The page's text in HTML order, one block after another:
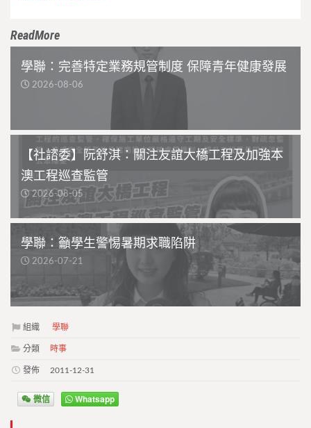
ReadMore
學聯：完善特定業務規管制度 保障青年健康發展
2026-08-06
【社諮委】阮舒淇：關注友誼大橋工程及加強本
澳工程巡查監管
2026-08-05
學聯：籲學生警惕暑期求職陷阱
2026-07-21
組織 學聯
分類 時事
發佈 2011-12-31
微信 Whatsapp